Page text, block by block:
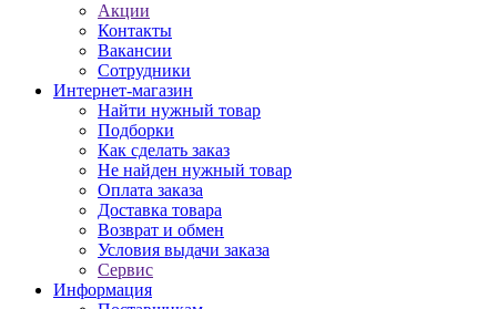
Акции
Контакты
Вакансии
Сотрудники
Интернет-магазин
Найти нужный товар
Подборки
Как сделать заказ
Не найден нужный товар
Оплата заказа
Доставка товара
Возврат и обмен
Условия выдачи заказа
Сервис
Информация